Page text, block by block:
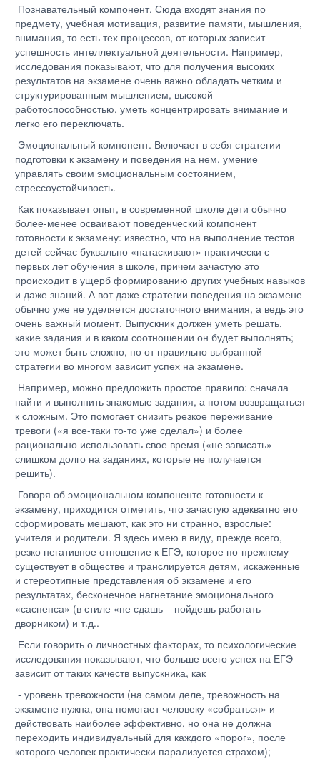
Познавательный компонент. Сюда входят знания по
предмету, учебная мотивация, развитие памяти, мышления,
внимания, то есть тех процессов, от которых зависит
успешность интеллектуальной деятельности. Например,
исследования показывают, что для получения высоких
результатов на экзамене очень важно обладать четким и
структурированным мышлением, высокой
работоспособностью, уметь концентрировать внимание и
легко его переключать.
Эмоциональный компонент. Включает в себя стратегии
подготовки к экзамену и поведения на нем, умение
управлять своим эмоциональным состоянием,
стрессоустойчивость.
Как показывает опыт, в современной школе дети обычно
более-менее осваивают поведенческий компонент
готовности к экзамену: известно, что на выполнение тестов
детей сейчас буквально «натаскивают» практически с
первых лет обучения в школе, причем зачастую это
происходит в ущерб формированию других учебных навыков
и даже знаний. А вот даже стратегии поведения на экзамене
обычно уже не уделяется достаточного внимания, а ведь это
очень важный момент. Выпускник должен уметь решать,
какие задания и в каком соотношении он будет выполнять;
это может быть сложно, но от правильно выбранной
стратегии во многом зависит успех на экзамене.
Например, можно предложить простое правило: сначала
найти и выполнить знакомые задания, а потом возвращаться
к сложным. Это помогает снизить резкое переживание
тревоги («я все-таки то-то уже сделал») и более
рационально использовать свое время («не зависать»
слишком долго на заданиях, которые не получается
решить).
Говоря об эмоциональном компоненте готовности к
экзамену, приходится отметить, что зачастую адекватно его
сформировать мешают, как это ни странно, взрослые:
учителя и родители. Я здесь имею в виду, прежде всего,
резко негативное отношение к ЕГЭ, которое по-прежнему
существует в обществе и транслируется детям, искаженные
и стереотипные представления об экзамене и его
результатах, бесконечное нагнетание эмоционального
«саспенса» (в стиле «не сдашь – пойдешь работать
дворником) и т.д..
Если говорить о личностных факторах, то психологические
исследования показывают, что больше всего успех на ЕГЭ
зависит от таких качеств выпускника, как
- уровень тревожности (на самом деле, тревожность на
экзамене нужна, она помогает человеку «собраться» и
действовать наиболее эффективно, но она не должна
переходить индивидуальный для каждого «порог», после
которого человек практически парализуется страхом);